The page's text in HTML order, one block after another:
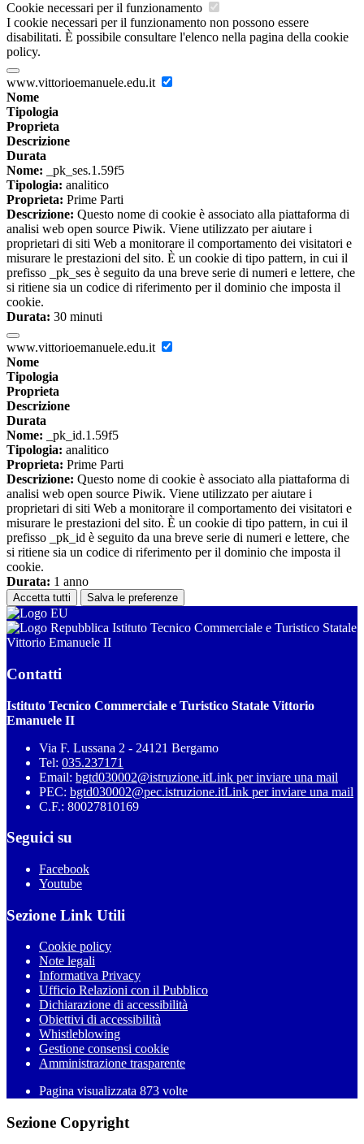
Cookie necessari per il funzionamento
I cookie necessari per il funzionamento non possono essere
disabilitati. È possibile consultare l'elenco nella pagina della cookie
policy.
www.vittorioemanuele.edu.it
Nome
Tipologia
Proprieta
Descrizione
Durata
Nome: _pk_ses.1.59f5
Tipologia: analitico
Proprieta: Prime Parti
Descrizione: Questo nome di cookie è associato alla piattaforma di
analisi web open source Piwik. Viene utilizzato per aiutare i
proprietari di siti Web a monitorare il comportamento dei visitatori e
misurare le prestazioni del sito. È un cookie di tipo pattern, in cui il
prefisso _pk_ses è seguito da una breve serie di numeri e lettere, che
si ritiene sia un codice di riferimento per il dominio che imposta il
cookie.
Durata: 30 minuti
www.vittorioemanuele.edu.it
Nome
Tipologia
Proprieta
Descrizione
Durata
Nome: _pk_id.1.59f5
Tipologia: analitico
Proprieta: Prime Parti
Descrizione: Questo nome di cookie è associato alla piattaforma di
analisi web open source Piwik. Viene utilizzato per aiutare i
proprietari di siti Web a monitorare il comportamento dei visitatori e
misurare le prestazioni del sito. È un cookie di tipo pattern, in cui il
prefisso _pk_id è seguito da una breve serie di numeri e lettere, che
si ritiene sia un codice di riferimento per il dominio che imposta il
cookie.
Durata: 1 anno
Accetta tutti Salva le preferenze
Istituto Tecnico Commerciale e Turistico Statale
Vittorio Emanuele II
Contatti
Istituto Tecnico Commerciale e Turistico Statale Vittorio
Emanuele II
Via F. Lussana 2 - 24121 Bergamo
Tel: 035.237171
Email: bgtd030002@istruzione.itLink per inviare una mail
PEC: bgtd030002@pec.istruzione.itLink per inviare una mail
C.F.: 80027810169
Seguici su
Facebook
Youtube
Sezione Link Utili
Cookie policy
Note legali
Informativa Privacy
Ufficio Relazioni con il Pubblico
Dichiarazione di accessibilità
Obiettivi di accessibilità
Whistleblowing
Gestione consensi cookie
Amministrazione trasparente
Pagina visualizzata 873 volte
Sezione Copyright